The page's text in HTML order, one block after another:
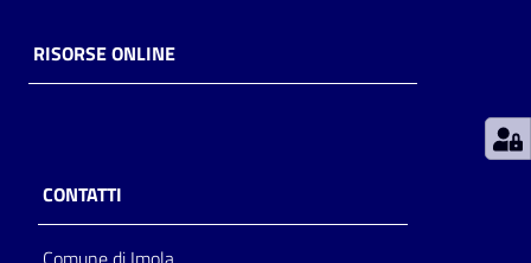
Decentrate
RISORSE ONLINE
CONTATTI